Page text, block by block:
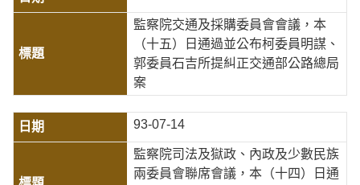
監察院交通及採購委員會會議，本
（十五）日通過並公布柯委員明謀、
郭委員石吉所提糾正交通部公路總局
案
93-07-14
監察院司法及獄政、內政及少數民族
兩委員會聯席會議，本（十四）日通